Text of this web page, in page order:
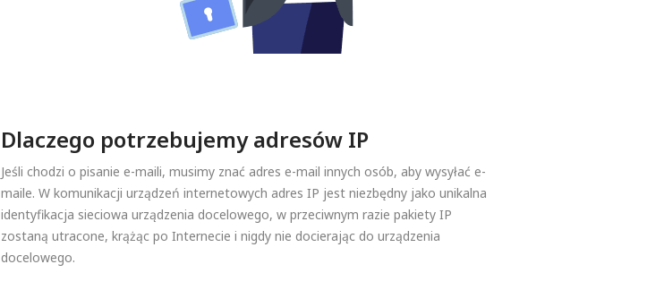
Dlaczego potrzebujemy adresów IP
Jeśli chodzi o pisanie e-maili, musimy znać adres e-mail innych osób, aby wysyłać e-
maile. W komunikacji urządzeń internetowych adres IP jest niezbędny jako unikalna
identyfikacja sieciowa urządzenia docelowego, w przeciwnym razie pakiety IP
zostaną utracone, krążąc po Internecie i nigdy nie docierając do urządzenia
docelowego.